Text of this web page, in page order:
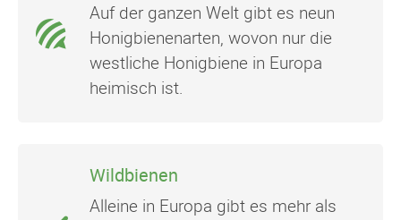
Auf der ganzen Welt gibt es neun
Honigbienenarten, wovon nur die
westliche Honigbiene in Europa
heimisch ist.
Wildbienen
Alleine in Europa gibt es mehr als